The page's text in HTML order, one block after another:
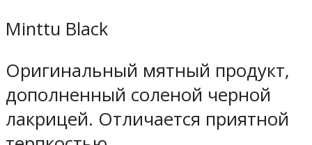
Minttu Black
Оригинальный мятный продукт,
дополненный соленой черной
лакрицей. Отличается приятной